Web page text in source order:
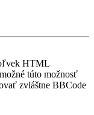
HTML
túto možnosť
zvláštne BBCode